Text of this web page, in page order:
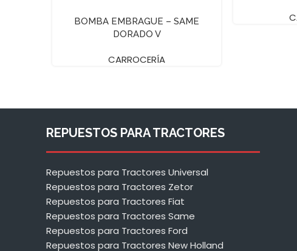
BOMBA EMBRAGUE – SAME
DORADO V
CARROCERÍA
REPUESTOS PARA TRACTORES
Repuestos para Tractores Universal
Repuestos para Tractores Zetor
Repuestos para Tractores Fiat
Repuestos para Tractores Same
Repuestos para Tractores Ford
Repuestos para Tractores New Holland